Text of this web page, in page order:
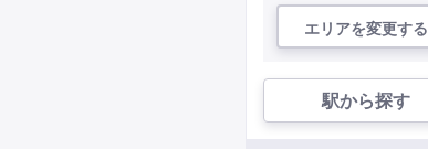
エリアを変更する
駅から探す